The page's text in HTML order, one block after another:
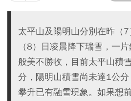
太平山及陽明山分別在昨（
（8）日凌晨降下瑞雪，一
般美不勝收，目前太平山積
分，陽明山積雪尚未達1公
攀升已有融雪現象。如果想